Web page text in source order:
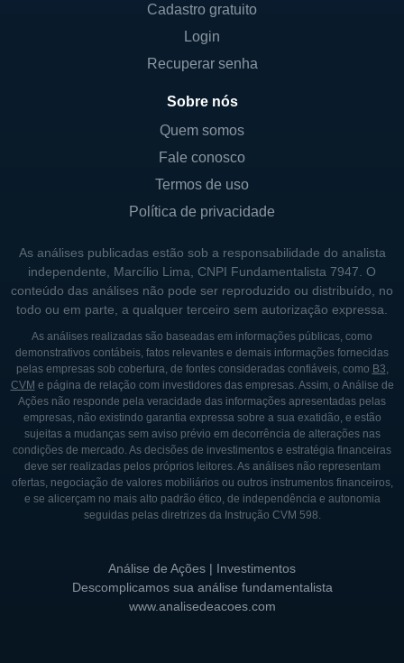
Cadastro gratuito
Login
Recuperar senha
Sobre nós
Quem somos
Fale conosco
Termos de uso
Política de privacidade
As análises publicadas estão sob a responsabilidade do analista
independente, Marcílio Lima, CNPI Fundamentalista 7947. O
conteúdo das análises não pode ser reproduzido ou distribuído, no
todo ou em parte, a qualquer terceiro sem autorização expressa.
As análises realizadas são baseadas em informações públicas, como
demonstrativos contábeis, fatos relevantes e demais informações fornecidas
pelas empresas sob cobertura, de fontes consideradas confiáveis, como B3,
CVM e página de relação com investidores das empresas. Assim, o Análise de
Ações não responde pela veracidade das informações apresentadas pelas
empresas, não existindo garantia expressa sobre a sua exatidão, e estão
sujeitas a mudanças sem aviso prévio em decorrência de alterações nas
condições de mercado. As decisões de investimentos e estratégia financeiras
deve ser realizadas pelos próprios leitores. As análises não representam
ofertas, negociação de valores mobiliários ou outros instrumentos financeiros,
e se alicerçam no mais alto padrão ético, de independência e autonomia
seguidas pelas diretrizes da Instrução CVM 598.
Análise de Ações | Investimentos
Descomplicamos sua análise fundamentalista
www.analisedeacoes.com